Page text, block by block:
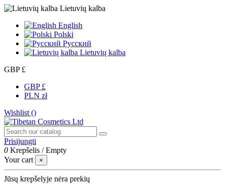
Lietuvių kalba
English
Polski
Русский
Lietuvių kalba
GBP £
GBP £
PLN zł
Wishlist ()
Prisijungti
0 Krepšelis /Empty
Your cart
×
Jūsų krepšelyje nėra prekių